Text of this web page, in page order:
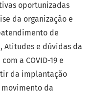
oportunizadas
da organização e
de
Atitudes e dúvidas da
a COVID-19 e
da implantação
movimento da